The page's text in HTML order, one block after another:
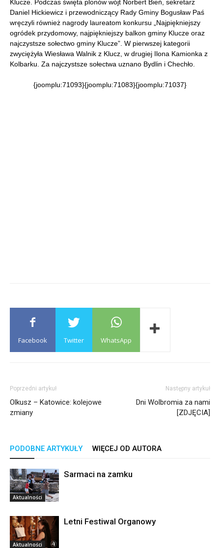
Klucze. Podczas święta plonów wójt Norbert Bień, sekretarz
Daniel Hickiewicz i przewodniczący Rady Gminy Bogusław Paś
wręczyli również nagrody laureatom konkursu „Najpiękniejszy
ogródek przydomowy, najpiękniejszy balkon gminy Klucze oraz
najczystsze sołectwo gminy Klucze”. W pierwszej kategorii
zwyciężyła Wiesława Walnik z Klucz, w drugiej Ilona Kamionka z
Kolbarku. Za najczystsze sołectwa uznano Bydlin i Chechło.
{joomplu:71093}{joomplu:71083}{joomplu:71037}
Facebook Twitter WhatsApp
Poprzedni artykuł
Olkusz – Katowice: kolejowe
zmiany
Następny artykuł
Dni Wolbromia za nami
[ZDJĘCIA]
PODOBNE ARTYKUŁY WIĘCEJ OD AUTORA
Aktualności
Sarmaci na zamku
Aktualności
Letni Festiwal Organowy